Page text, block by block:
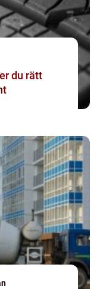
du rätt